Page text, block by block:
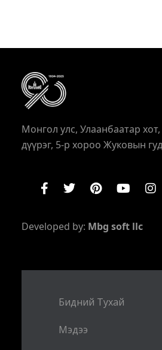
Монгол улс, Улаанбаатар
дүүрэг, 5-р хороо Жуковын
Developed by: Mbg soft llc
Бидний Тухай
Мэдээ